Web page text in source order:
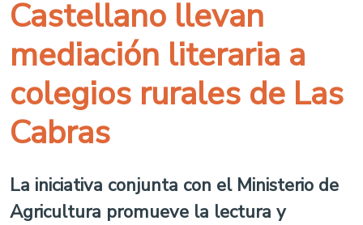
Castellano llevan
mediación literaria a
colegios rurales de Las
Cabras
La iniciativa conjunta con el Ministerio de
Agricultura promueve la lectura y